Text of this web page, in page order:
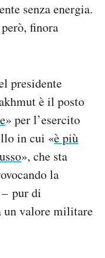
senza energia.
finora
presidente
è il posto
» per l’esercito
in cui «è più
», che sta
la
pur di
un valore militare